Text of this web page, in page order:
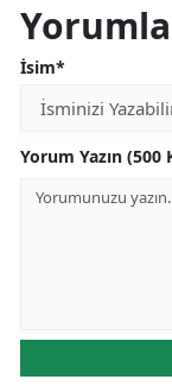
İsim*
Yorum Yazın (500